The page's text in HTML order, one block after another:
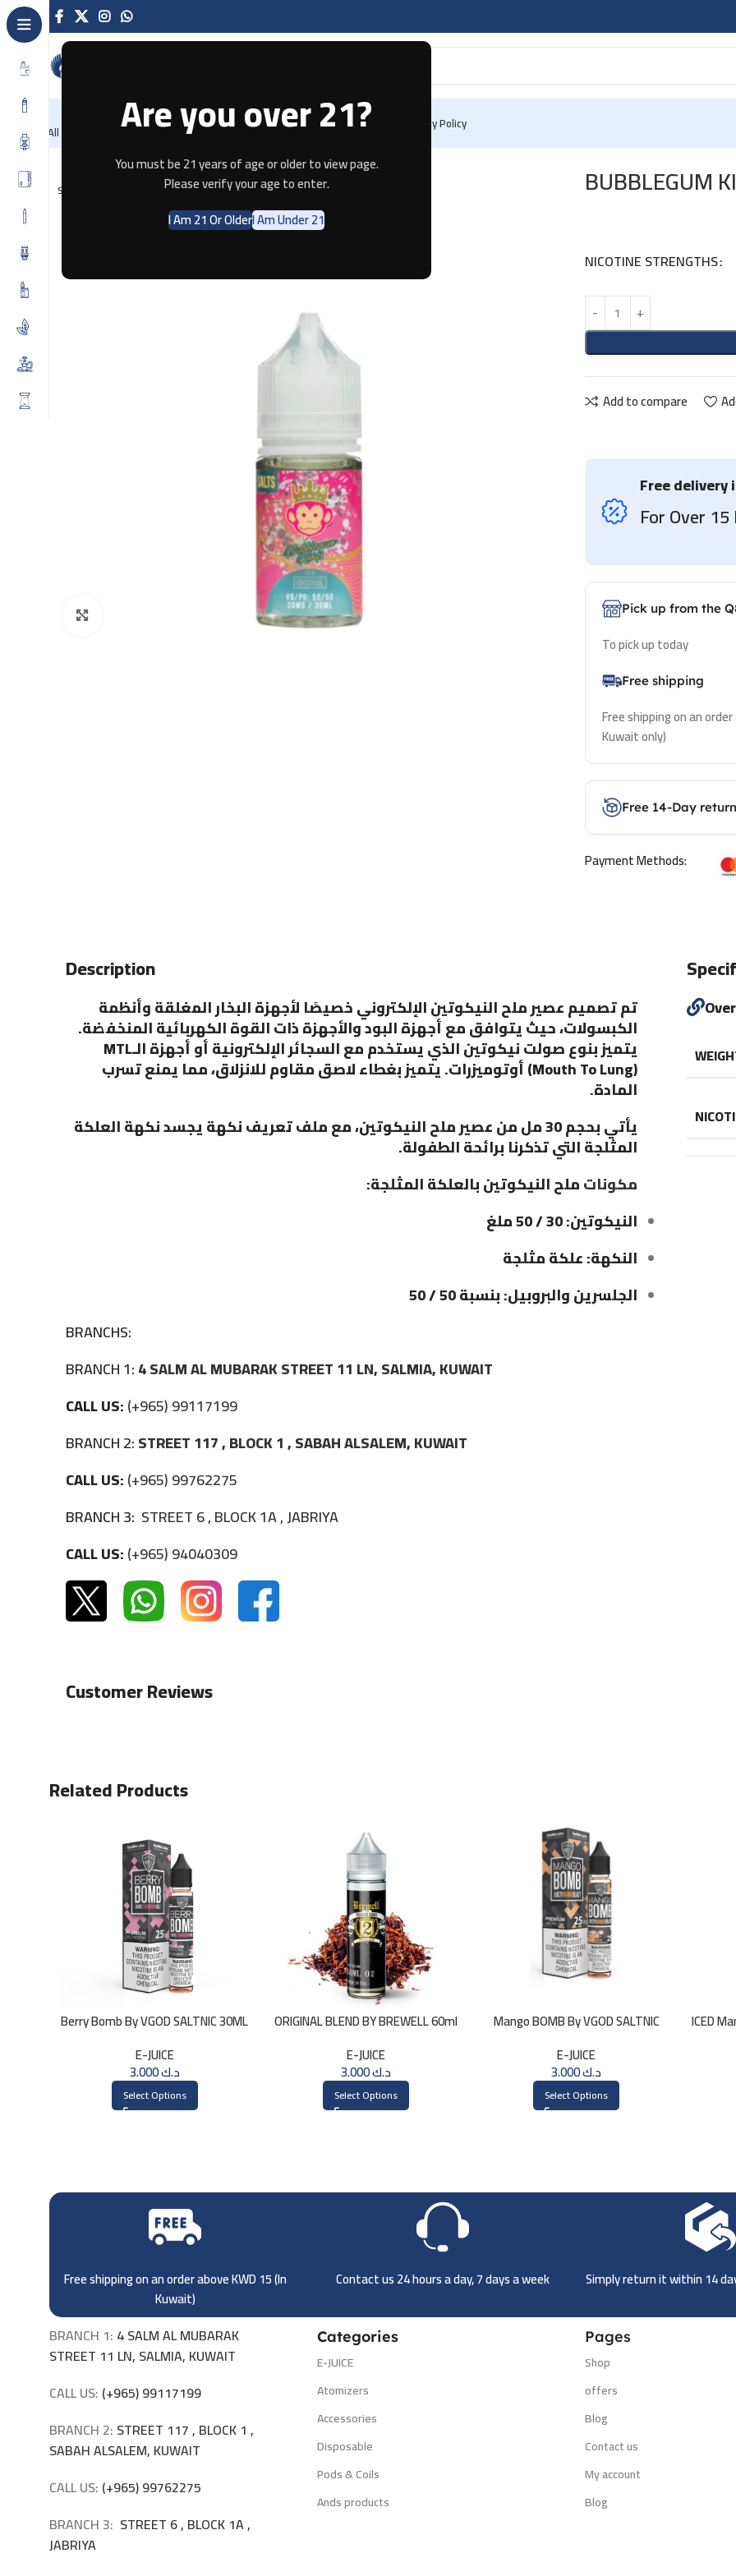
Are you over 21?
You must be 21 years of age or older to view page.
Please verify your age to enter.
I Am 21 Or OlderI Am Under 21
All Categories HomeRecently Arrived Offers BlogContact Us Privacy Policy
Home BUBBLEGUM KINGS ICE Saltnic 30ml
SOLD OUT BUBBLEGUM
NICOTINE STRENGTHS
Add to compare
Free delivery
For Over 15
Pick up from the
To pick up today
Free shipping
Free shipping on an
Kuwait only)
Free 14-Day
Payment Methods:
Description
تم تصميم عصير ملح النيكوتين الإلكتروني خصيصًا لأجهزة البخار المغلقة وأنظمة
الكبسولات، حيث يتوافق مع أجهزة البود والأجهزة ذات القوة الكهربائية المنخفضة.
يتميز بنوع صولت نيكوتين الذي يستخدم مع السجائر الإلكترونية أو أجهزة الـMTL
(Mouth To Lung) أوتوميزرات. يتميز بغطاء لاصق مقاوم للانزلاق، مما يمنع تسرب
المادة.
يأتي بحجم 30 مل من عصير ملح النيكوتين، مع ملف تعريف نكهة يجسد نكهة العلكة
المثلجة التي تذكرنا برائحة الطفولة.
مكوناتملح النيكوتين بالعلكة المثلجة:
النيكوتين: 30 / 50 ملغ
النكهة: علكة مثلجة
الجلسرين والبروبيل: بنسبة 50 / 50
BRANCHS:
BRANCH 1:4 SALM AL MUBARAK STREET 11 LN, SALMIA, KUWAIT
CALL US:(+965) 99117199
BRANCH 2:STREET 117 , BLOCK 1 , SABAH ALSALEM, KUWAIT
CALL US:(+965) 99762275
BRANCH 3: STREET 6 , BLOCK 1A , JABRIYA
CALL US:(+965) 94040309
Customer Reviews
Related Products
Berry Bomb By VGOD SALTNIC 30ML
E-JUICE
د.ك3.000
Select Options
ORIGINAL BLEND BY BREWELL 60ml
E-JUICE
د.ك3.000
Select Options
Mango BOMB By VGOD SALTNIC
E-JUICE
د.ك3.000
Select Options
ICED
Free shipping on an order above KWD 15 (In
Kuwait)
Contact us 24 hours a day, 7 days a week Simply return it within 14
BRANCH 1: 4 SALM AL MUBARAK
STREET 11 LN, SALMIA, KUWAIT
CALL US: (+965) 99117199
BRANCH 2: STREET 117 , BLOCK 1 ,
SABAH ALSALEM, KUWAIT
CALL US: (+965) 99762275
BRANCH 3: STREET 6 , BLOCK 1A ,
JABRIYA
Categories
E-JUICE
Atomizers
Accessories
Disposable
Pods & Coils
Ands products
Pages
Shop
offers
Blog
Contact us
My account
Blog